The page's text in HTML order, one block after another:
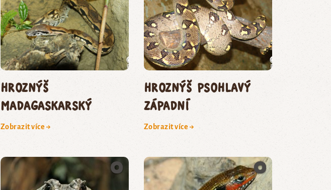
hroznýš
madagaskarský
Zobrazit více →
hroznýš psohlavý
západní
Zobrazit více →